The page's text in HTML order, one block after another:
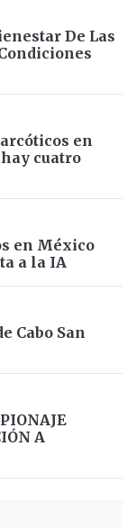
De Las
en
hay cuatro
en México
a la IA
Cabo San
A